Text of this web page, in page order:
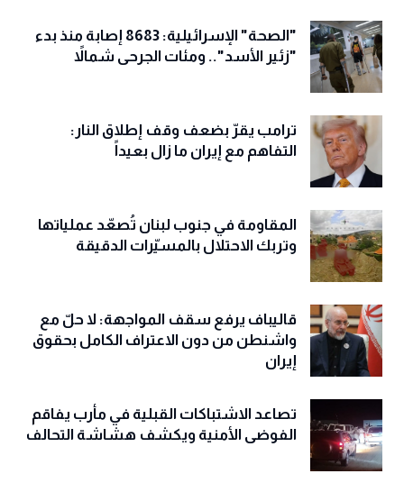
"الصحة" الإسرائيلية: 8683 إصابة منذ بدء
"زئير الأسد".. ومئات الجرحى شمالاً
ترامب يقرّ بضعف وقف إطلاق النار:
التفاهم مع إيران ما زال بعيداً
المقاومة في جنوب لبنان تُصعّد عملياتها
وتربك الاحتلال بالمسيّرات الدقيقة
قاليباف يرفع سقف المواجهة: لا حلّ مع
واشنطن من دون الاعتراف الكامل بحقوق
إيران
تصاعد الاشتباكات القبلية في مأرب يفاقم
الفوضى الأمنية ويكشف هشاشة التحالف